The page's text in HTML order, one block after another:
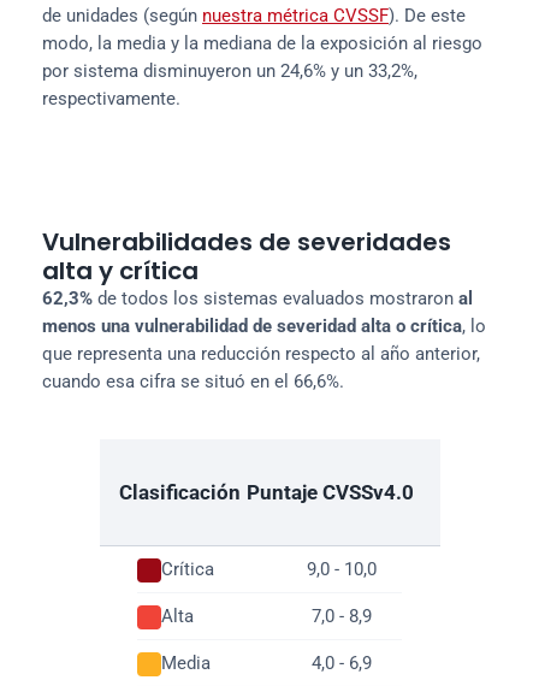
de unidades (según nuestra métrica CVSSF). De este
modo, la media y la mediana de la exposición al riesgo
por sistema disminuyeron un 24,6% y un 33,2%,
respectivamente.
Vulnerabilidades de severidades
alta y crítica
62,3% de todos los sistemas evaluados mostraron al
menos una vulnerabilidad de severidad alta o crítica, lo
que representa una reducción respecto al año anterior,
cuando esa cifra se situó en el 66,6%.
Clasificación Puntaje CVSSv4.0
Crítica 9,0 - 10,0
Alta 7,0 - 8,9
Media 4,0 - 6,9